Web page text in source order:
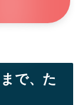
で、た